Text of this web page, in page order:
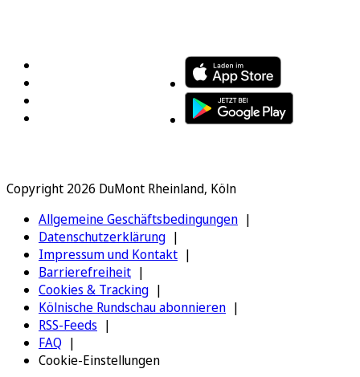
Copyright 2026 DuMont Rheinland, Köln
Allgemeine Geschäftsbedingungen
Datenschutzerklärung
Impressum und Kontakt
Barrierefreiheit
Cookies & Tracking
Kölnische Rundschau abonnieren
RSS-Feeds
FAQ
Cookie-Einstellungen